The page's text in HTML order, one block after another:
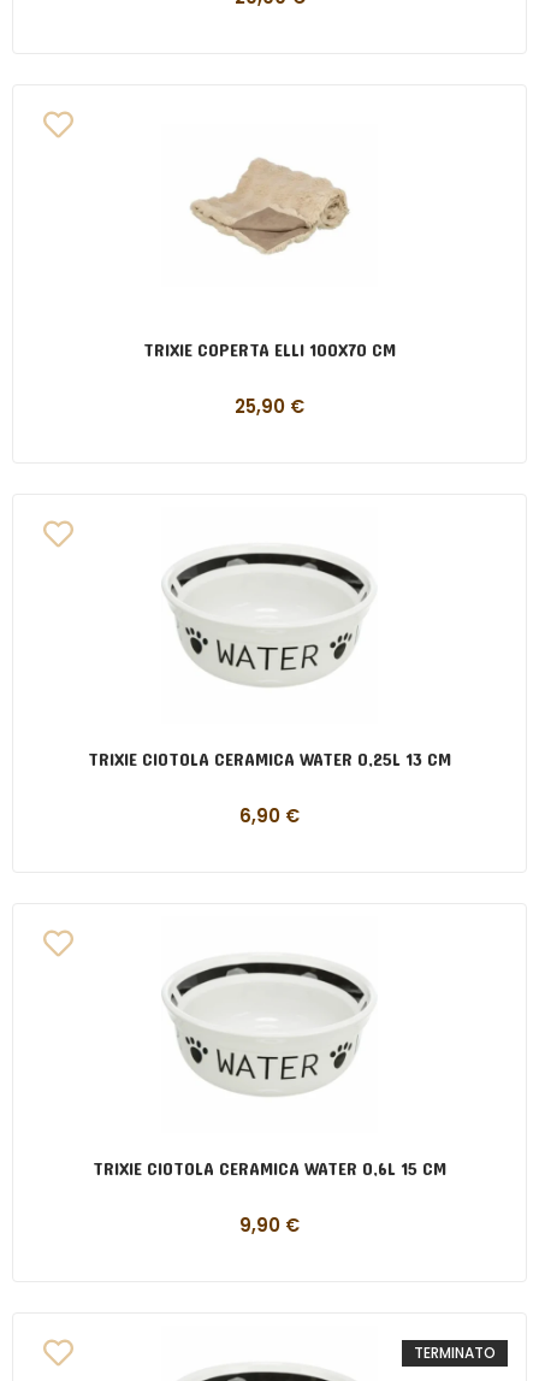
TRIXIE COPERTA ELLI 100X70 CM
25,90 €
TRIXIE CIOTOLA CERAMICA WATER 0,25L 13 CM
6,90 €
TRIXIE CIOTOLA CERAMICA WATER 0,6L 15 CM
9,90 €
TERMINATO